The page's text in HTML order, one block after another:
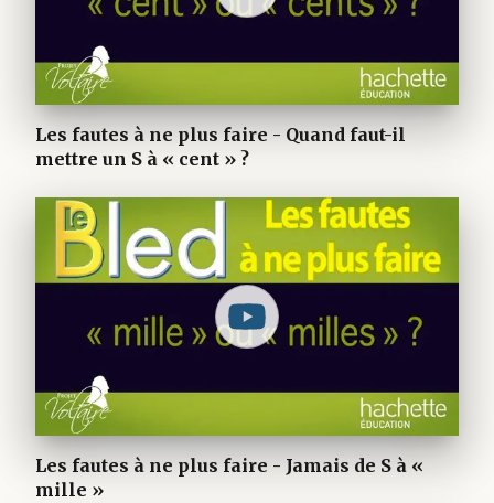
Les fautes à ne plus faire - Quand faut-il
mettre un S à « cent » ?
Les fautes à ne plus faire - Jamais de S à «
mille »